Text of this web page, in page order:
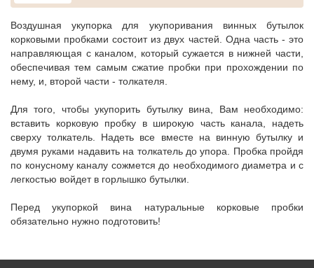
Воздушная укупорка для укупоривания винных бутылок
корковыми пробками состоит из двух частей. Одна часть - это
направляющая с каналом, который сужается в нижней части,
обеспечивая тем самым сжатие пробки при прохождении по
нему, и, второй части - толкателя.
Для того, чтобы укупорить бутылку вина, Вам необходимо:
вставить корковую пробку в широкую часть канала, надеть
сверху толкатель. Надеть все вместе на винную бутылку и
двумя руками надавить на толкатель до упора. Пробка пройдя
по конусному каналу сожмется до необходимого диаметра и с
легкостью войдет в горлышко бутылки.
Перед укупоркой вина натуральные корковые пробки
обязательно нужно подготовить!